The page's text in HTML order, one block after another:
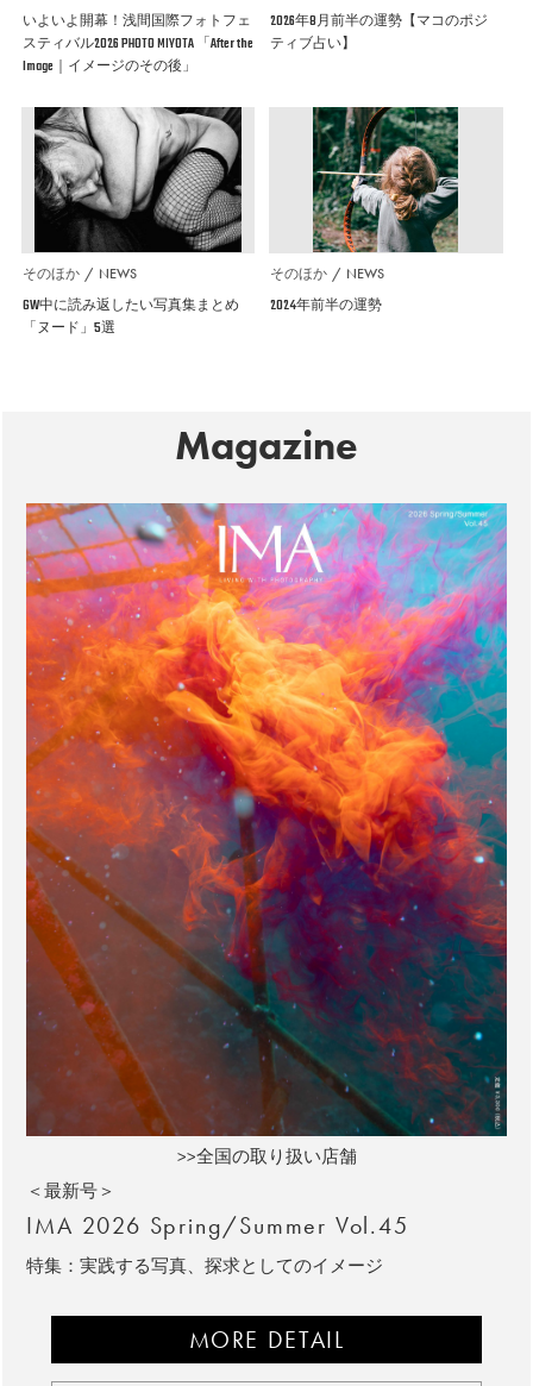
いよいよ開幕！浅間国際フォトフェ
スティバル2026 PHOTO MIYOTA 「After the
Image｜イメージのその後」
2026年8月前半の運勢【マコのポジ
ティブ占い】
そのほか NEWS
GW中に読み返したい写真集まとめ
「ヌード」5選
そのほか NEWS
2024年前半の運勢
Magazine
>>全国の取り扱い店舗
＜最新号＞
IMA 2026 Spring/Summer Vol.45
特集：実践する写真、探求としてのイメージ
MORE DETAIL